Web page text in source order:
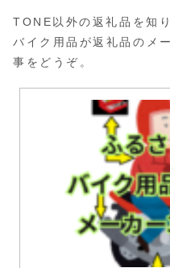
TONE以外の返礼品を知
バイク用品が返礼品のメ
事をどうぞ。